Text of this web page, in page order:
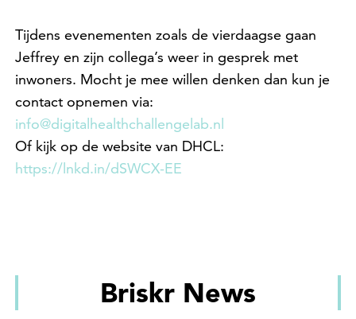
Tijdens evenementen zoals de vierdaagse gaan
Jeffrey en zijn collega’s weer in gesprek met
inwoners. Mocht je mee willen denken dan kun je
contact opnemen via:
info@digitalhealthchallengelab.nl
Of kijk op de website van DHCL:
https://lnkd.in/dSWCX-EE
Briskr News